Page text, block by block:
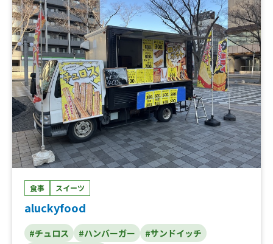
食事 スイーツ
aluckyfood
#チュロス #ハンバーガー
#サンドイッチ